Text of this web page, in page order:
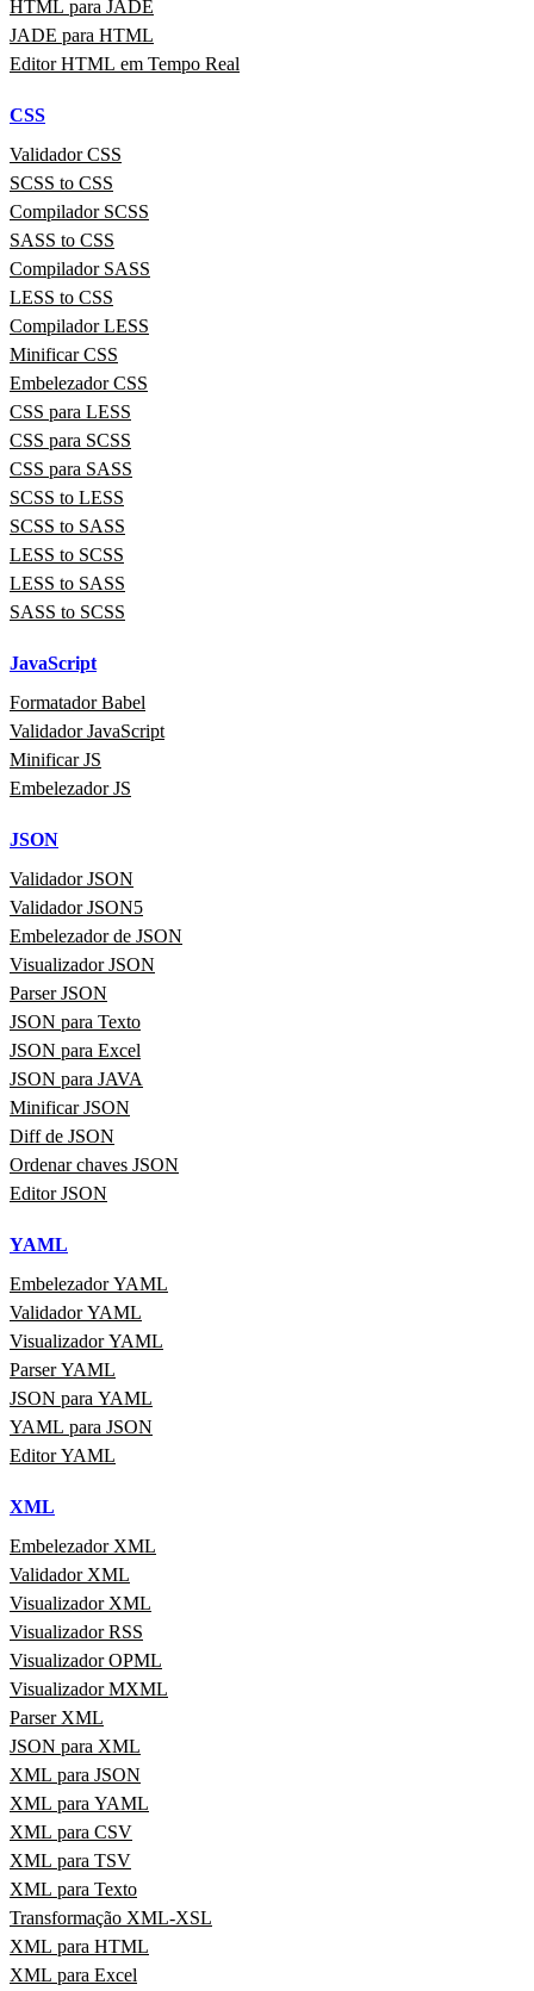
HTML para JADE
JADE para HTML
Editor HTML em Tempo Real
CSS
Validador CSS
SCSS to CSS
Compilador SCSS
SASS to CSS
Compilador SASS
LESS to CSS
Compilador LESS
Minificar CSS
Embelezador CSS
CSS para LESS
CSS para SCSS
CSS para SASS
SCSS to LESS
SCSS to SASS
LESS to SCSS
LESS to SASS
SASS to SCSS
JavaScript
Formatador Babel
Validador JavaScript
Minificar JS
Embelezador JS
JSON
Validador JSON
Validador JSON5
Embelezador de JSON
Visualizador JSON
Parser JSON
JSON para Texto
JSON para Excel
JSON para JAVA
Minificar JSON
Diff de JSON
Ordenar chaves JSON
Editor JSON
YAML
Embelezador YAML
Validador YAML
Visualizador YAML
Parser YAML
JSON para YAML
YAML para JSON
Editor YAML
XML
Embelezador XML
Validador XML
Visualizador XML
Visualizador RSS
Visualizador OPML
Visualizador MXML
Parser XML
JSON para XML
XML para JSON
XML para YAML
XML para CSV
XML para TSV
XML para Texto
Transformação XML-XSL
XML para HTML
XML para Excel